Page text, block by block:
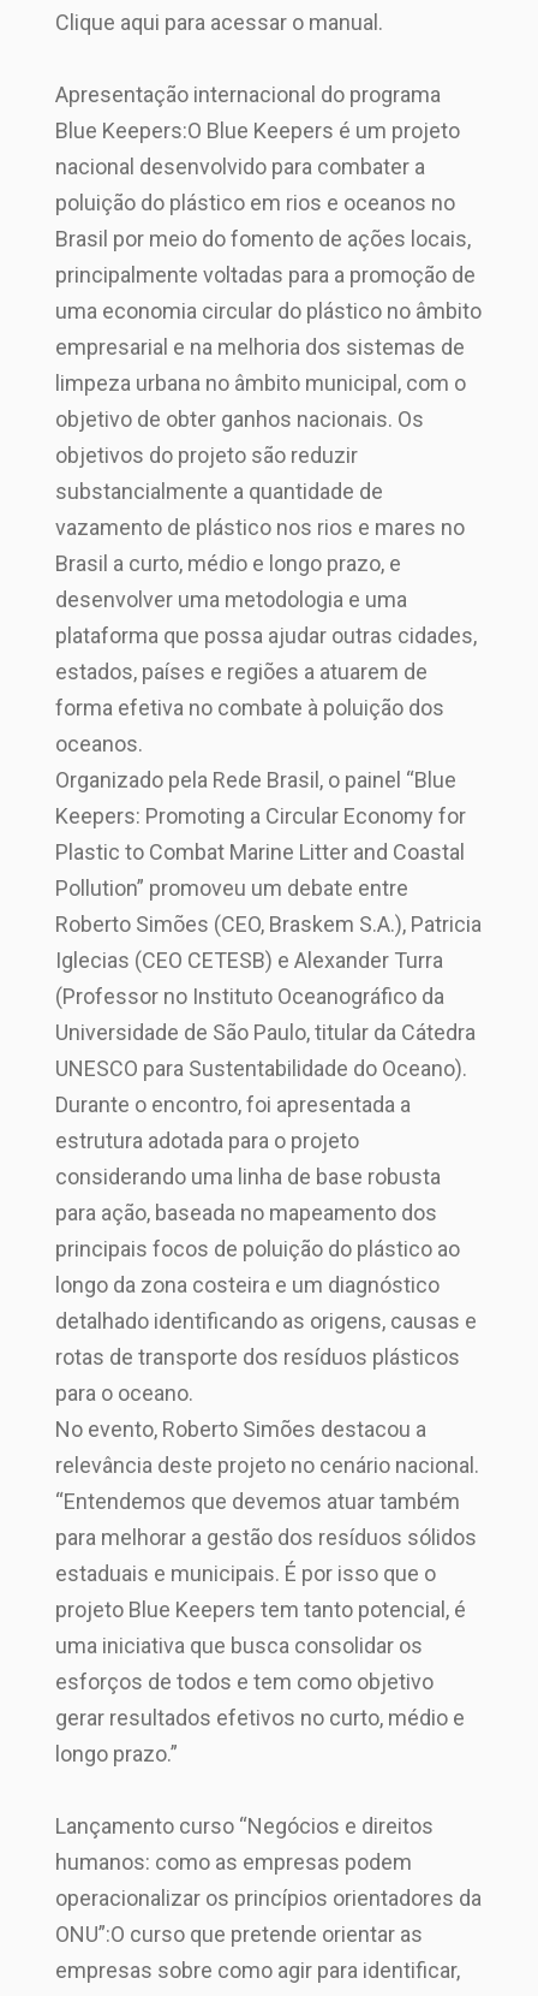
Clique aqui para acessar o manual.
Apresentação internacional do programa
Blue Keepers:O Blue Keepers é um projeto
nacional desenvolvido para combater a
poluição do plástico em rios e oceanos no
Brasil por meio do fomento de ações locais,
principalmente voltadas para a promoção de
uma economia circular do plástico no âmbito
empresarial e na melhoria dos sistemas de
limpeza urbana no âmbito municipal, com o
objetivo de obter ganhos nacionais. Os
objetivos do projeto são reduzir
substancialmente a quantidade de
vazamento de plástico nos rios e mares no
Brasil a curto, médio e longo prazo, e
desenvolver uma metodologia e uma
plataforma que possa ajudar outras cidades,
estados, países e regiões a atuarem de
forma efetiva no combate à poluição dos
oceanos.
Organizado pela Rede Brasil, o painel “Blue
Keepers: Promoting a Circular Economy for
Plastic to Combat Marine Litter and Coastal
Pollution” promoveu um debate entre
Roberto Simões (CEO, Braskem S.A.), Patricia
Iglecias (CEO CETESB) e Alexander Turra
(Professor no Instituto Oceanográfico da
Universidade de São Paulo, titular da Cátedra
UNESCO para Sustentabilidade do Oceano).
Durante o encontro, foi apresentada a
estrutura adotada para o projeto
considerando uma linha de base robusta
para ação, baseada no mapeamento dos
principais focos de poluição do plástico ao
longo da zona costeira e um diagnóstico
detalhado identificando as origens, causas e
rotas de transporte dos resíduos plásticos
para o oceano.
No evento, Roberto Simões destacou a
relevância deste projeto no cenário nacional.
“Entendemos que devemos atuar também
para melhorar a gestão dos resíduos sólidos
estaduais e municipais. É por isso que o
projeto Blue Keepers tem tanto potencial, é
uma iniciativa que busca consolidar os
esforços de todos e tem como objetivo
gerar resultados efetivos no curto, médio e
longo prazo.”
Lançamento curso “Negócios e direitos
humanos: como as empresas podem
operacionalizar os princípios orientadores da
ONU”:O curso que pretende orientar as
empresas sobre como agir para identificar,